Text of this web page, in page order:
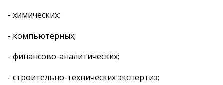
- химических;
- компьютерных;
- финансово-аналитических;
- строительно-технических экспертиз;